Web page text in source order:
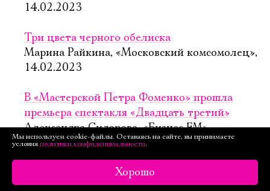
14.02.2023
Три цвета черного обелиска
Марина Райкина, «Московский комсомолец»,
14.02.2023
В «Мастерской Петра Фоменко» прошла
премьера спектакля «Двадцать третий»
Александра Сидорова, «Бизнес FM»,
13.02.2023
«Двадцать третий»: бессмертный Ремарк
в Мастерской Петра Фоменко
Мы используем cookie-файлы. Оставаясь на сайте, вы принимаете
условия политики конфиденциальности.
Хорошо